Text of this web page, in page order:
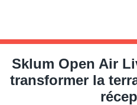
Sklum Open Air
transformer la